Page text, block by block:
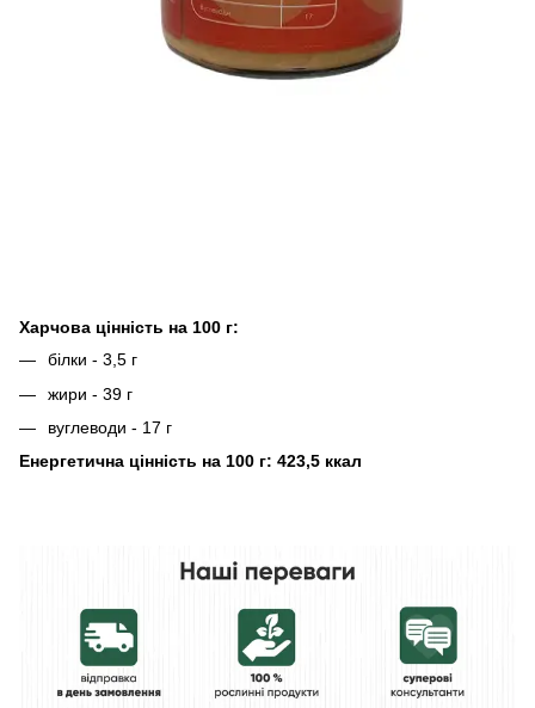
Харчова цінність на 100 г:
білки - 3,5 г
жири - 39 г
вуглеводи - 17 г
Енергетична цінність на 100 г: 423,5 ккал